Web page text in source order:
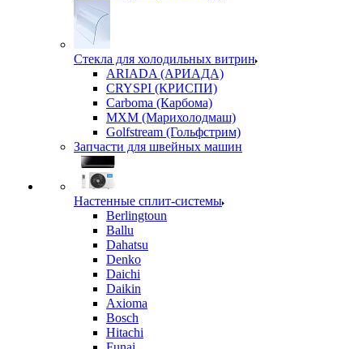
Стекла для холодильных витрин
ARIADA (АРИАДА)
CRYSPI (КРИСПИ)
Carboma (Карбома)
MXM (Марихолодмаш)
Golfstream (Гольфстрим)
Запчасти для швейных машин
Настенные сплит-системы
Berlingtoun
Ballu
Dahatsu
Denko
Daichi
Daikin
Axioma
Bosch
Hitachi